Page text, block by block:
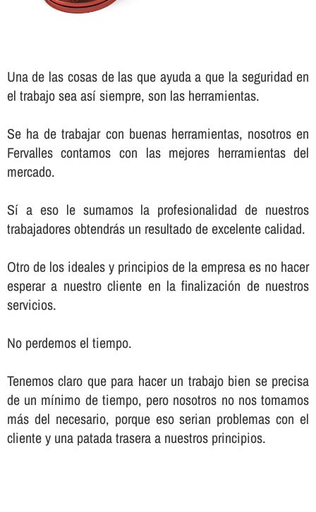
Una de las cosas de las que ayuda a que la seguridad en
el trabajo sea así­ siempre, son las herramientas.
Se ha de trabajar con buenas herramientas, nosotros en
Fervalles contamos con las mejores herramientas del
mercado.
Sí­ a eso le sumamos la profesionalidad de nuestros
trabajadores obtendrás un resultado de excelente calidad.
Otro de los ideales y principios de la empresa es no hacer
esperar a nuestro cliente en la finalización de nuestros
servicios.
No perdemos el tiempo.
Tenemos claro que para hacer un trabajo bien se precisa
de un mí­nimo de tiempo, pero nosotros no nos tomamos
más del necesario, porque eso serian problemas con el
cliente y una patada trasera a nuestros principios.